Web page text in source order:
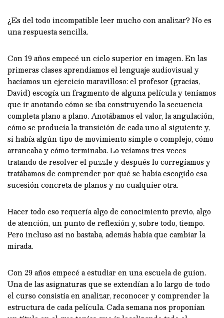
¿Es del todo incompatible leer mucho con analizar? No es
una respuesta sencilla.
Con 19 años empecé un ciclo superior en imagen. En las
primeras clases aprendíamos el lenguaje audiovisual y
hacíamos un ejercicio maravilloso: el profesor (gracias,
David) escogía un fragmento de alguna película y teníamos
que ir anotando cómo se iba construyendo la secuencia
completa plano a plano. Anotábamos el valor, la angulación,
cómo se producía la transición de cada uno al siguiente y,
si había algún tipo de movimiento simple o complejo, cómo
arrancaba y cómo terminaba. Lo veíamos tres veces
tratando de resolver el puzzle y después lo corregíamos y
tratábamos de comprender por qué se había escogido esa
sucesión concreta de planos y no cualquier otra.
Hacer todo eso requería algo de conocimiento previo, algo
de atención, un punto de reflexión y, sobre todo, tiempo.
Pero incluso así no bastaba, además había que cambiar la
mirada.
Con 29 años empecé a estudiar en una escuela de guion.
Una de las asignaturas que se extendían a lo largo de todo
el curso consistía en analizar, reconocer y comprender la
estructura de cada película. Cada semana nos proponían